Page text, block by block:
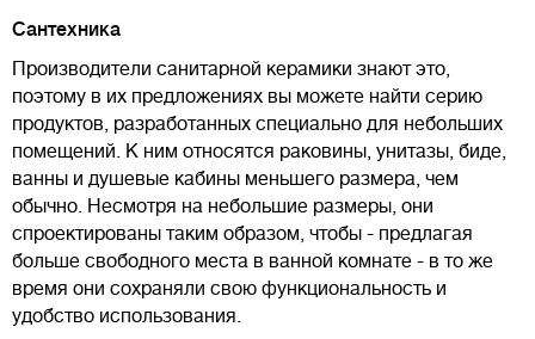
Сантехника
Производители санитарной керамики знают это,
поэтому в их предложениях вы можете найти серию
продуктов, разработанных специально для небольших
помещений. К ним относятся раковины, унитазы, биде,
ванны и душевые кабины меньшего размера, чем
обычно. Несмотря на небольшие размеры, они
спроектированы таким образом, чтобы - предлагая
больше свободного места в ванной комнате - в то же
время они сохраняли свою функциональность и
удобство использования.